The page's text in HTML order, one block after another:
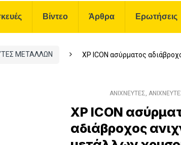
Βίντεο Άρθρα Ερωτήσεις
ΜΕΤΑΛΛΩΝ XP ICON ασύρματος
ΑΝΙΧΝΕΥΤΕΣ
XP ICON
αδιάβροχος